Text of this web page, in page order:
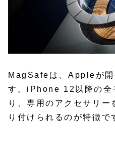
MagSafeは、Appleが開
す。iPhone 12以降の全
り、専用のアクセサリー
り付けられるのが特徴で